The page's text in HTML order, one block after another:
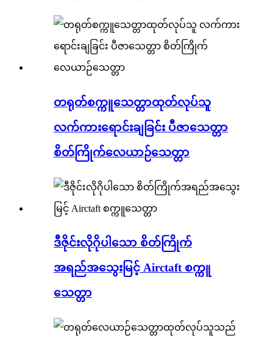
တရုတ်စက္ကူသေတ္တာထုတ်လုပ်သူ
လက်ကားရောင်းချခြင်း ပီဇာသေတ္တာ
စိတ်ကြိုက်လေယာဉ်သေတ္တာ
ဒီဇိုင်းလိုဂိုပါသော စိတ်ကြိုက်
အရည်အသွေးမြင့် Airctaft စက္ကူ
သေတ္တာ